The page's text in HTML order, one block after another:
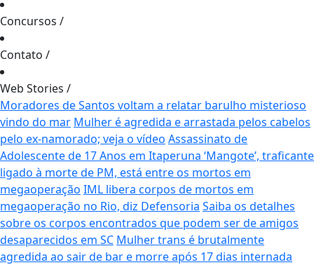
Concursos /
Contato /
Web Stories /
Moradores de Santos voltam a relatar barulho misterioso
vindo do mar Mulher é agredida e arrastada pelos cabelos
pelo ex-namorado; veja o vídeo Assassinato de
Adolescente de 17 Anos em Itaperuna ‘Mangote’, traficante
ligado à morte de PM, está entre os mortos em
megaoperação IML libera corpos de mortos em
megaoperação no Rio, diz Defensoria Saiba os detalhes
sobre os corpos encontrados que podem ser de amigos
desaparecidos em SC Mulher trans é brutalmente
agredida ao sair de bar e morre após 17 dias internada